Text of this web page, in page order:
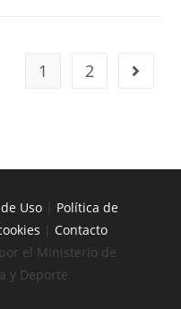
1 2
Uso| Política de
Contacto
el Ministerio de
y Deporte